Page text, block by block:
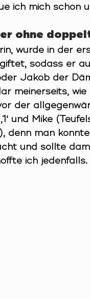
ich mich schon
ohne
wurde in der
sodass er
Jakob der
meinerseits,
der
und Mike
denn man
und sollte
ich jedenfalls.